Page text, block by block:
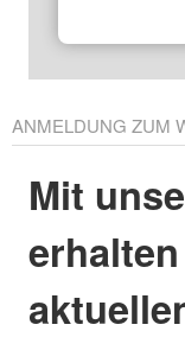
ANMELDUNG ZUM
Mit